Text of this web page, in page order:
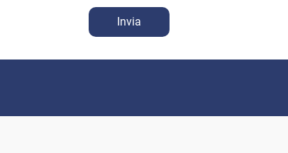
Invia